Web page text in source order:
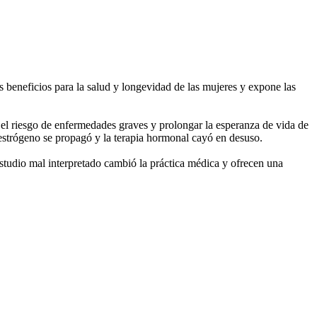
para la salud y longevidad de las mujeres y expone las
de enfermedades graves y prolongar la esperanza de vida de
se propagó y la terapia hormonal cayó en desuso.
mal interpretado cambió la práctica médica y ofrecen una